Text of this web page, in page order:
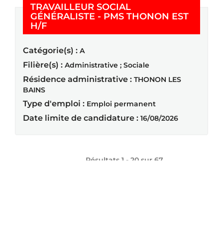
TRAVAILLEUR SOCIAL
GÉNÉRALISTE - PMS THONON EST
H/F(Nouvelle fenêtre)
Catégorie(s) : A
Filière(s) : Administrative ; Sociale
Résidence administrative : THONON LES
BAINS
Type d'emploi : Emploi permanent
Date limite de candidature : 16/08/2026
Résultats 1 - 20 sur 67